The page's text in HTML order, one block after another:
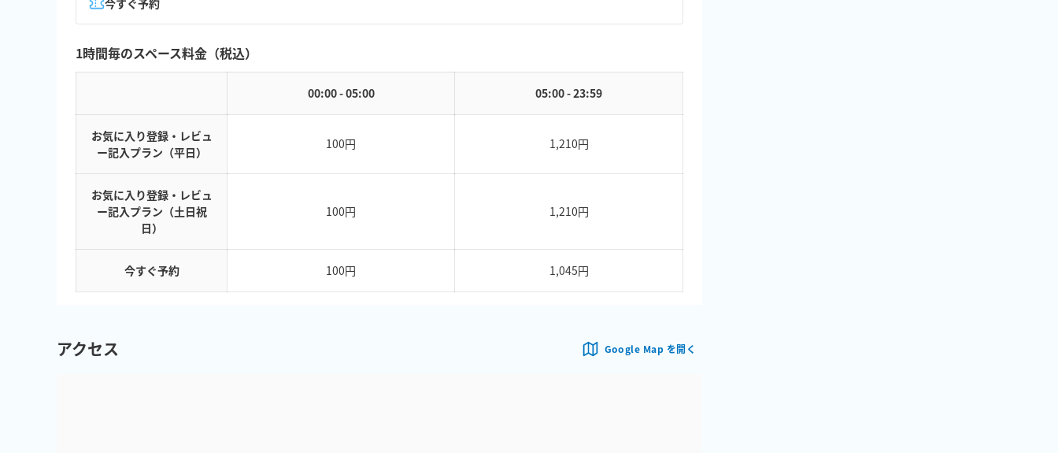
今すぐ予約
1時間毎のスペース料金（税込）
00:00 - 05:00 05:00 - 23:59
お気に入り登録・レビュ
ー記入プラン（平日）
100円 1,210円
お気に入り登録・レビュ
ー記入プラン（土日祝
日）
100円 1,210円
今すぐ予約 100円 1,045円
アクセス Google Map を開く